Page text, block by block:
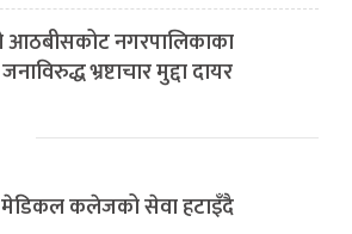
आठबीसकोट नगरपालिकाका
भ्रष्टाचार मुद्दा दायर
कलेजको सेवा हटाइँदै